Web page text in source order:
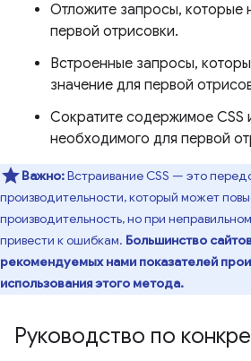
Отложите запросы, которые
первой отрисовки.
Встроенные запросы,
значение для первой
Сократите содержимое CSS
необходимого для первой
Важно:Встраивание CSS — это
производительности, который может
производительность, но при
привести к ошибкам. Большинство
рекомендуемых нами показателей
использования этого метода.
Руководство по